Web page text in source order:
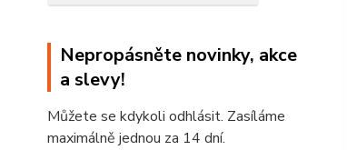
Nepropásněte novinky, akce
a slevy!
Můžete se kdykoli odhlásit. Zasíláme
maximálně jednou za 14 dní.